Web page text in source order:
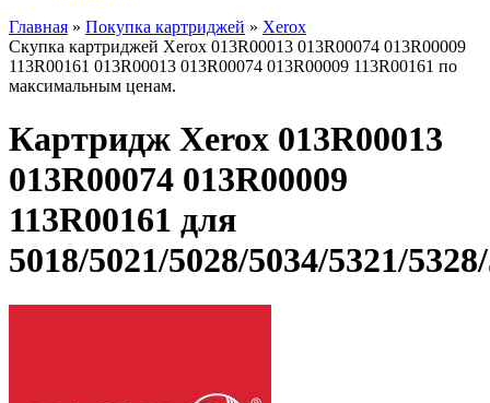
Главная » Покупка картриджей » Xerox
Скупка картриджей Xerox 013R00013 013R00074 013R00009
113R00161 013R00013 013R00074 013R00009 113R00161 по
максимальным ценам.
Картридж Xerox 013R00013
013R00074 013R00009
113R00161 для
5018/5021/5028/5034/5321/